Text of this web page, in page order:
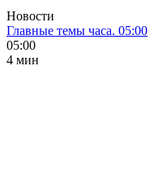
Новости
Главные темы часа. 05:00
05:00
4 мин